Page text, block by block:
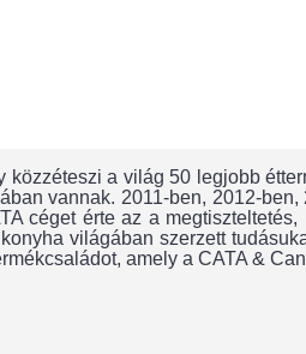
a világ 50 legjobb
vannak. 2011-ben, 2012-
céget érte az a
világában szerzett
amely a CATA &